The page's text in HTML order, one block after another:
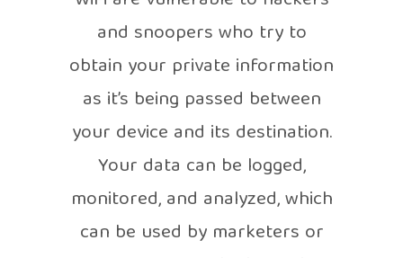
and snoopers who try to
obtain your private information
as it’s being passed between
your device and its destination.
Your data can be logged,
monitored, and analyzed, which
can be used by marketers or